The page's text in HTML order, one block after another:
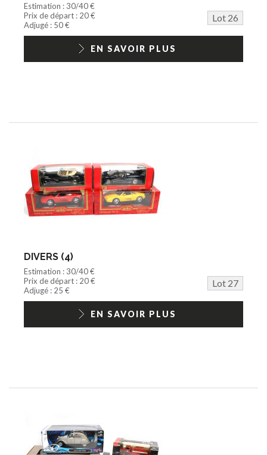
Estimation : 30/40 €
Prix de départ : 20 €
Lot 26
Adjugé : 50 €
EN SAVOIR PLUS
DIVERS (4)
Estimation : 30/40 €
Prix de départ : 20 €
Lot 27
Adjugé : 25 €
EN SAVOIR PLUS